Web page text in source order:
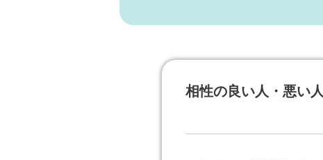
相性の良い人・悪い人